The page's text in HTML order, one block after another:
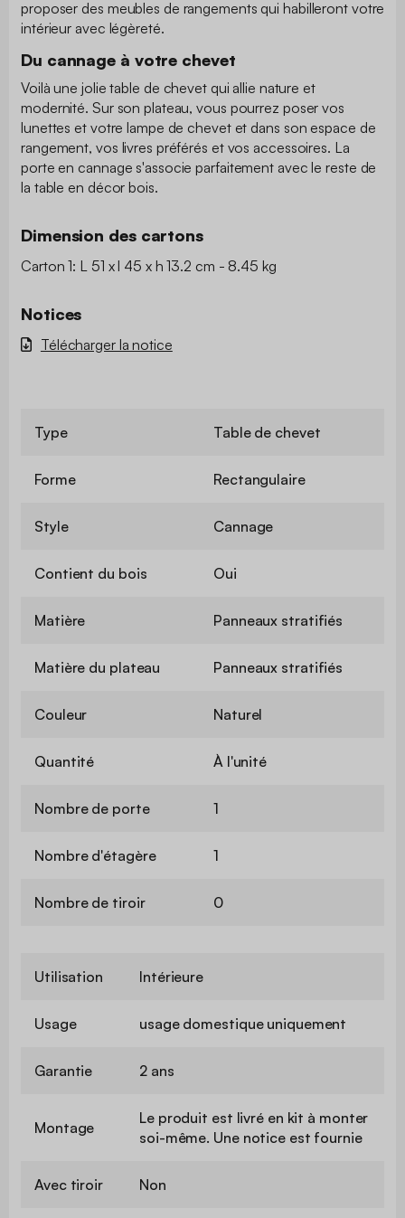
proposer des meubles de rangements qui habilleront votre
intérieur avec légèreté.
Du cannage à votre chevet
Voilà une jolie table de chevet qui allie nature et
modernité. Sur son plateau, vous pourrez poser vos
lunettes et votre lampe de chevet et dans son espace de
rangement, vos livres préférés et vos accessoires. La
porte en cannage s'associe parfaitement avec le reste de
la table en décor bois.
Dimension des cartons
Carton 1: L 51 x l 45 x h 13.2 cm - 8.45 kg
Notices
Télécharger la notice
Type Table de chevet
Forme Rectangulaire
Style Cannage
Contient du bois Oui
Matière Panneaux stratifiés
Matière du plateau Panneaux stratifiés
Couleur Naturel
Quantité À l'unité
Nombre de porte 1
Nombre d'étagère 1
Nombre de tiroir 0
Utilisation Intérieure
Usage usage domestique uniquement
Garantie 2 ans
Montage
Le produit est livré en kit à monter
soi-même. Une notice est fournie
Avec tiroir Non